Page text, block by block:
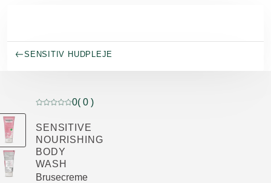
SENSITIV HUDPLEJE
Current rating: 0 out of 5 stars rated by 0 customers
0( 0 )
SENSITIVE
NOURISHING
BODY
WASH
Brusecreme